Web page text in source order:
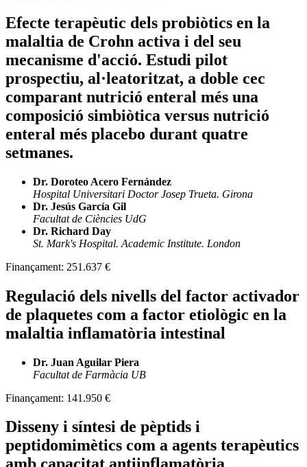
Efecte terapèutic dels probiòtics en la
malaltia de Crohn activa i del seu
mecanisme d'acció. Estudi pilot
prospectiu, al·leatoritzat, a doble cec
comparant nutrició enteral més una
composició simbiòtica versus nutrició
enteral més placebo durant quatre
setmanes.
Dr. Doroteo Acero Fernández
Hospital Universitari Doctor Josep Trueta. Girona
Dr. Jesús García Gil
Facultat de Ciències UdG
Dr. Richard Day
St. Mark's Hospital. Academic Institute. London
Finançament: 251.637 €
Regulació dels nivells del factor activador
de plaquetes com a factor etiològic en la
malaltia inflamatòria intestinal
Dr. Juan Aguilar Piera
Facultat de Farmàcia UB
Finançament: 141.950 €
Disseny i síntesi de pèptids i
peptidomimètics com a agents terapèutics